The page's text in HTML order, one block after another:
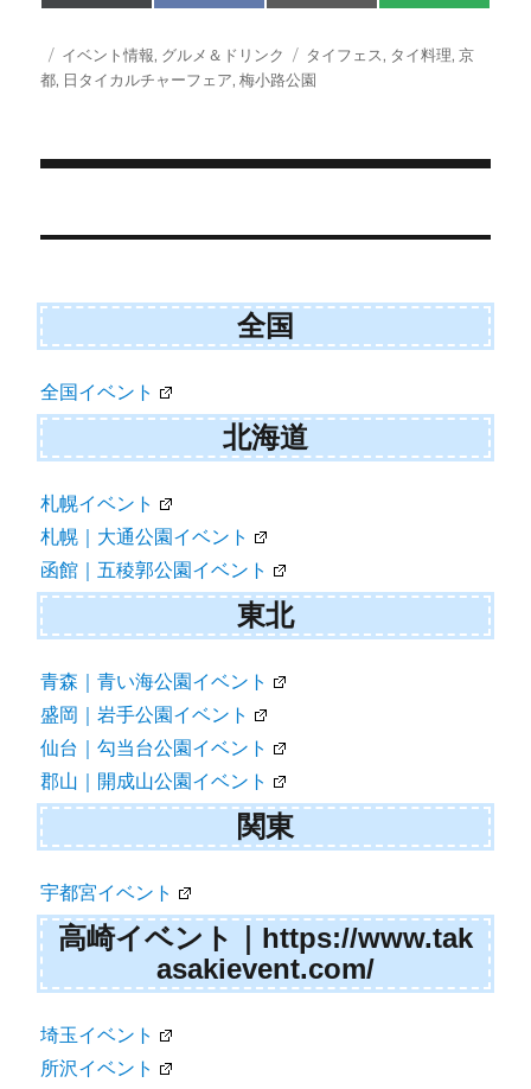
on
(
w
t
)
on
a
e
b
o
on
m
i
l
on
M
投
稿
カ
テ
イベント情報, グルメ＆ドリンク
タ
グ
タイフェス, タイ料理,京
都, 日タイカルチャーフェア,梅小路公園
稿
ナ
ビ
ゲ
ー
シ
ョ
ン
全国
全国イベント
北海道
札幌イベント
札幌｜大通公園イベント
函館｜五稜郭公園イベント
東北
青森｜青い海公園イベント
盛岡｜岩手公園イベント
仙台｜勾当台公園イベント
郡山｜開成山公園イベント
関東
宇都宮イベント
高崎イベント｜https://www.tak
asakievent.com/
埼玉イベント
所沢イベント